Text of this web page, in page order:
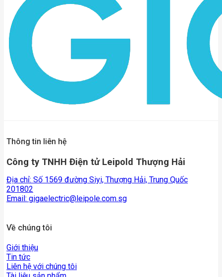
Thông tin liên hệ
Công ty TNHH Điện tử Leipold Thượng Hải
Địa chỉ: Số 1569 đường Siyi, Thượng Hải, Trung Quốc
201802
Email: gigaelectric@leipole.com.sg
Về chúng tôi
Giới thiệu
Tin tức
Liên hệ với chúng tôi